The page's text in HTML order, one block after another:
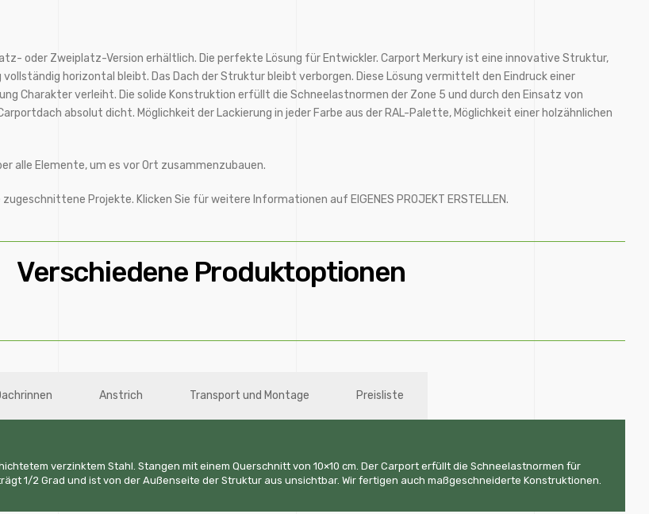
oder Zweiplatz-Version erhältlich. Die perfekte Lösung für Entwickler. Carport Merkury ist eine innovative Struktur,
vollständig horizontal bleibt. Das Dach der Struktur bleibt verborgen. Diese Lösung vermittelt den Eindruck einer
Charakter verleiht. Die solide Konstruktion erfüllt die Schneelastnormen der Zone 5 und durch den Einsatz von
absolut dicht. Möglichkeit der Lackierung in jeder Farbe aus der RAL-Palette, Möglichkeit einer holzähnlichen
alle Elemente, um es vor Ort zusammenzubauen.
Projekte. Klicken Sie für weitere Informationen auf EIGENES PROJEKT ERSTELLEN.
Verschiedene Produktoptionen
Anstrich Transport und Montage Preisliste
verzinktem Stahl. Stangen mit einem Querschnitt von 10×10 cm. Der Carport erfüllt die Schneelastnormen für
1/2 Grad und ist von der Außenseite der Struktur aus unsichtbar. Wir fertigen auch maßgeschneiderte Konstruktionen.